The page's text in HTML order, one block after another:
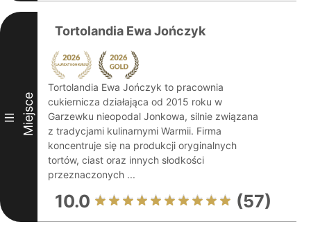
III Miejsce
Tortolandia Ewa Jończyk
Tortolandia Ewa Jończyk to pracownia
cukiernicza działająca od 2015 roku w
Garzewku nieopodal Jonkowa, silnie związana
z tradycjami kulinarnymi Warmii. Firma
koncentruje się na produkcji oryginalnych
tortów, ciast oraz innych słodkości
przeznaczonych ...
10.0 (57)